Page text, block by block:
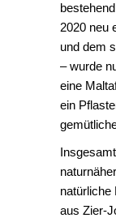
2020 neu
und dem
– wurde
eine
ein
natürliche
aus Zier-